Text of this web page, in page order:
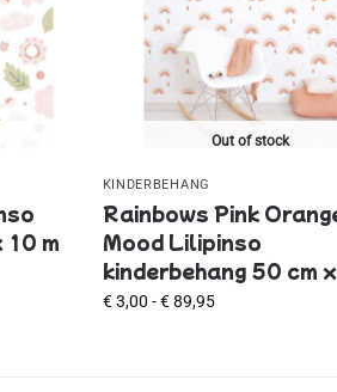
10 m
Out of stock
KINDERBEHANG
Rainbows Pink
Mood Lilipinso
kinderbehang 50 cm
€3,00 - €89,95